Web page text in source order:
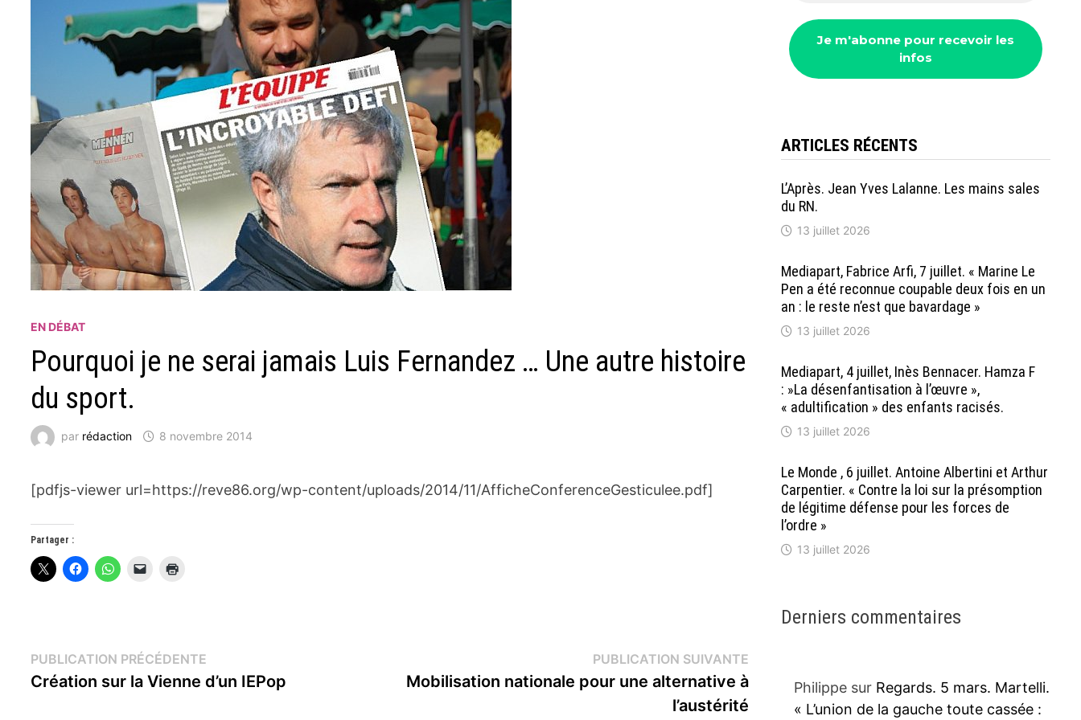
EN DÉBAT
Pourquoi je ne serai jamais Luis Fernandez … Une autre histoire
du sport.
par rédaction 8 novembre 2014
[pdfjs-viewer url=https://reve86.org/wp-content/uploads/2014/11/AfficheConferenceGesticulee.pdf]
Partager :
Navigation
de
PUBLICATION PRÉCÉDENTE
précédente :
Création sur la Vienne d’un IEPop
PUBLICATION SUIVANTEPublication
suivante :
Mobilisation nationale pour une alternative à
l’austérité
ARTICLES RÉCENTS
L’Après. Jean Yves Lalanne. Les mains sales
du RN.
13 juillet 2026
Mediapart, Fabrice Arfi, 7 juillet. « Marine Le
Pen a été reconnue coupable deux fois en un
an : le reste n’est que bavardage »
13 juillet 2026
Mediapart, 4 juillet, Inès Bennacer. Hamza F
: »La désenfantisation à l’œuvre »,
« adultification » des enfants racisés.
13 juillet 2026
Le Monde , 6 juillet. Antoine Albertini et Arthur
Carpentier. « Contre la loi sur la présomption
de légitime défense pour les forces de
l’ordre »
13 juillet 2026
Derniers commentaires
Philippesur Regards. 5 mars. Martelli.
« L’union de la gauche toute cassée :